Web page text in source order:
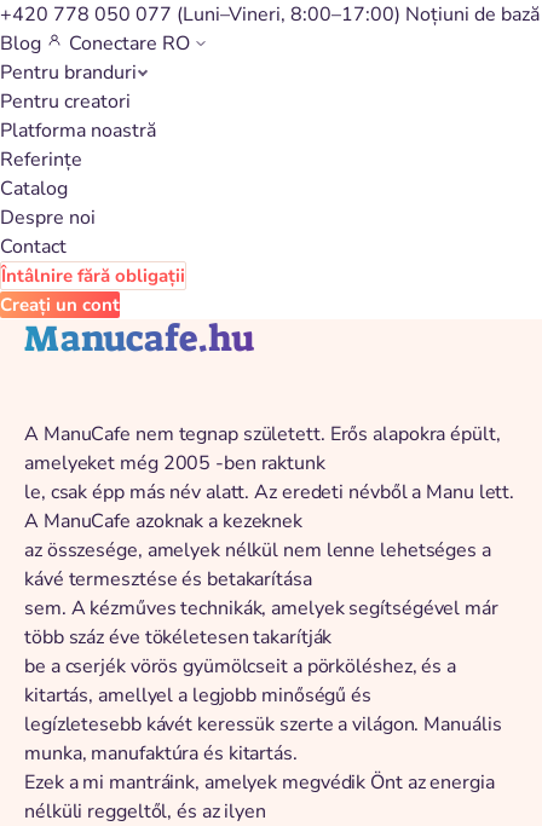
+420 778 050 077 (Luni–Vineri, 8:00–17:00) Noțiuni de bază
Blog
Conectare RO
Pentru branduri
Pentru creatori
Platforma noastră
Referințe
Catalog
Despre noi
Contact
Întâlnire fără obligații
Creați un cont
Înapoi la catalog
Manucafe.hu
A ManuCafe nem tegnap született. Erős alapokra épült,
amelyeket még 2005 -ben raktunk
le, csak épp más név alatt. Az eredeti névből a Manu lett.
A ManuCafe azoknak a kezeknek
az összesége, amelyek nélkül nem lenne lehetséges a
kávé termesztése és betakarítása
sem. A kézműves technikák, amelyek segítségével már
több száz éve tökéletesen takarítják
be a cserjék vörös gyümölcseit a pörköléshez, és a
kitartás, amellyel a legjobb minőségű és
legízletesebb kávét keressük szerte a világon. Manuális
munka, manufaktúra és kitartás.
Ezek a mi mantráink, amelyek megvédik Önt az energia
nélküli reggeltől, és az ilyen